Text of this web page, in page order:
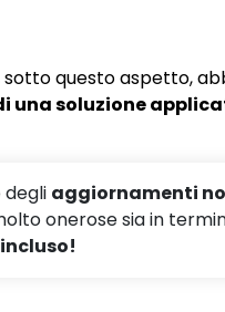
sotto questo aspetto,
una soluzione
aggiornamenti
onerose sia in